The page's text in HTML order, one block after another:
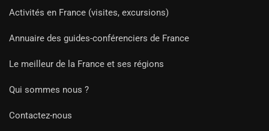
Activités en France (visites, excursions)
Annuaire des guides-conférenciers de France
Le meilleur de la France et ses régions
Qui sommes nous ?
Contactez-nous